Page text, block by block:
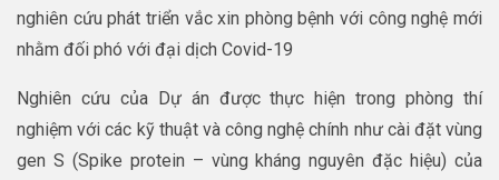
nghiên cứu phát triển vắc xin phòng bệnh với công nghệ mới
nhằm đối phó với đại dịch Covid-19
Nghiên cứu của Dự án được thực hiện trong phòng thí
nghiệm với các kỹ thuật và công nghệ chính như cài đặt vùng
gen S (Spike protein – vùng kháng nguyên đặc hiệu) của